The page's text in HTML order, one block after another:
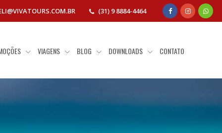
(31) 9 8884-4464
VIAGENS BLOG DOWNLOADS CONTATO